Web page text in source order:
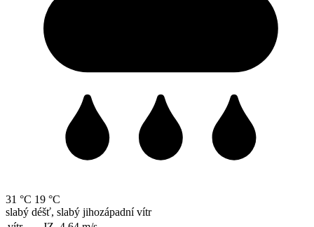
31 °C 19 °C
slabý déšť, slabý jihozápadní vítr